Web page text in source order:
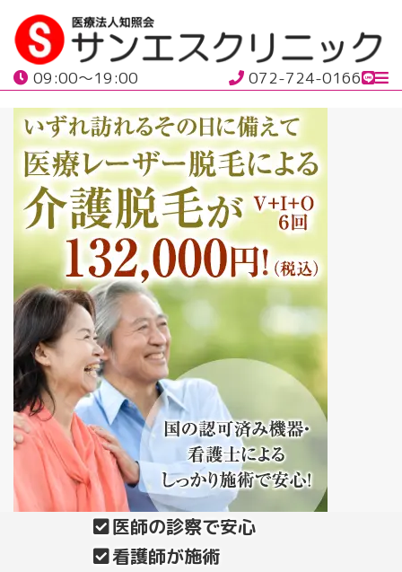
09:00〜19:00 072-724-0166
美容皮膚科
内科
外科
整形外科
皮膚・形成
当院について
医師の診察で安心
看護師が施術